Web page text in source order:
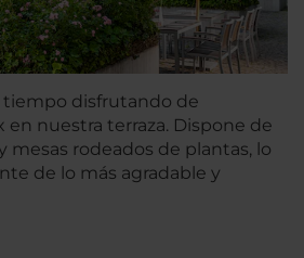
disfrutando de
nuestra terraza. Dispone de
mesas rodeados de plantas, lo
de lo más agradable y